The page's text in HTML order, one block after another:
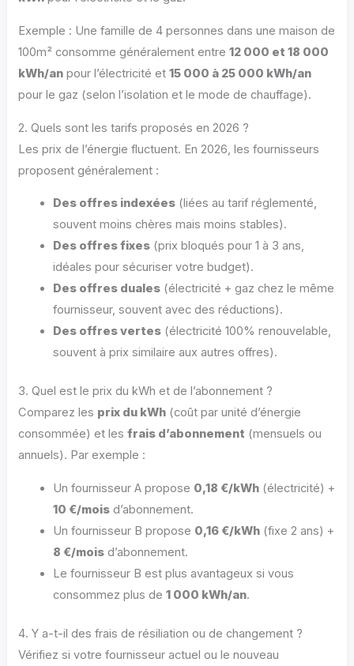
Exemple : Une famille de 4 personnes dans une maison de
100m² consomme généralement entre12 000 et 18 000
kWh/an pour l’électricité et15 000 à 25 000 kWh/an
pour le gaz (selon l’isolation et le mode de chauffage).
2. Quels sont les tarifs proposés en 2026 ?
Les prix de l’énergie fluctuent. En 2026, les fournisseurs
proposent généralement :
Des offres indexées (liées au tarif réglementé,
souvent moins chères mais moins stables).
Des offres fixes (prix bloqués pour 1 à 3 ans,
idéales pour sécuriser votre budget).
Des offres duales (électricité + gaz chez le même
fournisseur, souvent avec des réductions).
Des offres vertes (électricité 100% renouvelable,
souvent à prix similaire aux autres offres).
3. Quel est le prix du kWh et de l’abonnement ?
Comparez les prix du kWh (coût par unité d’énergie
consommée) et lesfrais d’abonnement (mensuels ou
annuels). Par exemple :
Un fournisseur A propose 0,18 €/kWh (électricité) +
10 €/mois d’abonnement.
Un fournisseur B propose 0,16 €/kWh (fixe 2 ans) +
8 €/mois d’abonnement.
Le fournisseur B est plus avantageux si vous
consommez plus de1 000 kWh/an.
4. Y a-t-il des frais de résiliation ou de changement ?
Vérifiez si votre fournisseur actuel ou le nouveau